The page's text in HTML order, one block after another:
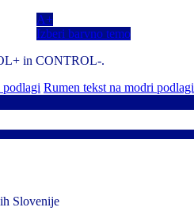
A+
Izberi barvno temo
in CONTROL-.
podlagi Rumen tekst na modri podlagi
Slovenije